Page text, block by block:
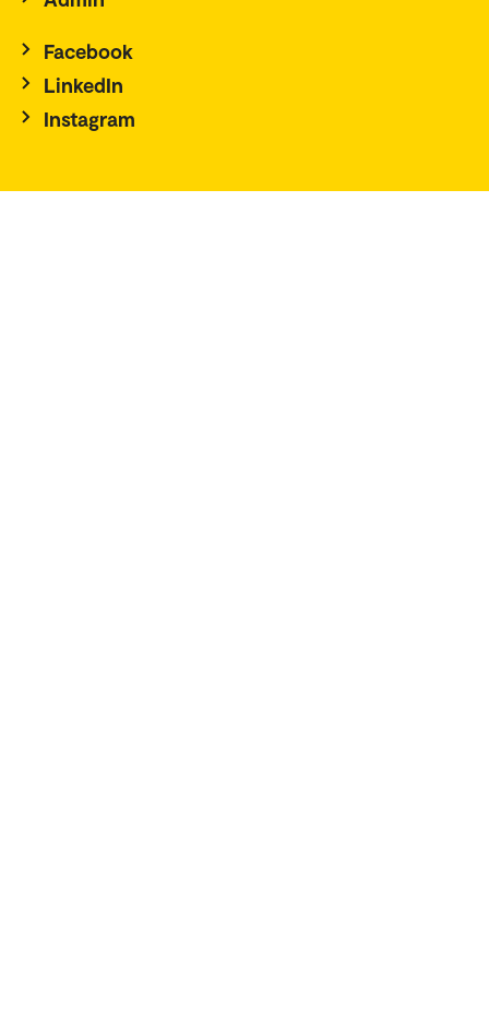
Facebook
LinkedIn
Instagram